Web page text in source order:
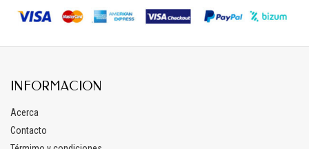
INFORMACION
Acerca
Contacto